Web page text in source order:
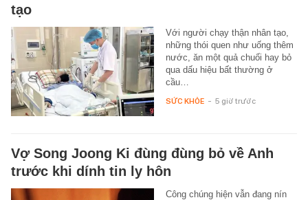
tạo
Với người chạy thận nhân tạo,
những thói quen như uống thêm
nước, ăn một quả chuối hay bỏ
qua dấu hiệu bất thường ở
cầu…
SỨC KHỎE - 5 giờ trước
Vợ Song Joong Ki đùng đùng bỏ về Anh
trước khi dính tin ly hôn
Công chúng hiện vẫn đang nín